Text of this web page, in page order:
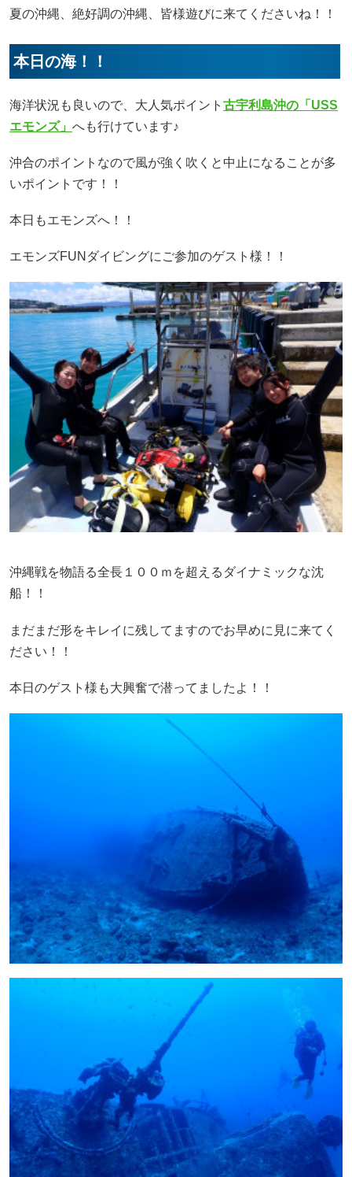
夏の沖縄、絶好調の沖縄、皆様遊びに来てくださいね！！
本日の海！！
海洋状況も良いので、大人気ポイント 古宇利島沖の「USS
エモンズ」 へも行けています♪
沖合のポイントなので風が強く吹くと中止になることが多
いポイントです！！
本日もエモンズへ！！
エモンズFUNダイビングにご参加のゲスト様！！
沖縄戦を物語る全長１００ｍを超えるダイナミックな沈
船！！
まだまだ形をキレイに残してますのでお早めに見に来てく
ださい！！
本日のゲスト様も大興奮で潜ってましたよ！！